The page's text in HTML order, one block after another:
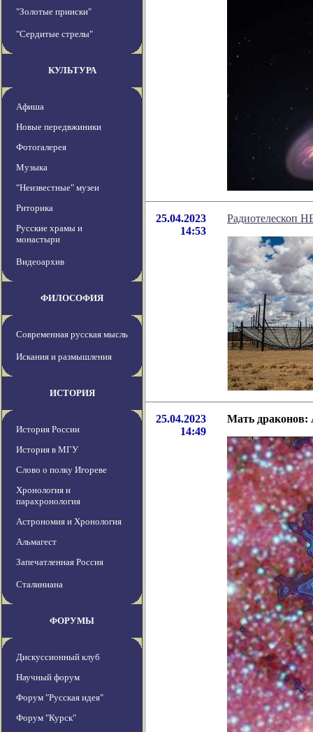
"Золотые прииски"
"Сердитые стрелы"
КУЛЬТУРА
Афиша
Новые передвжиники
Фотогалерея
Музыка
"Неизвестные" музеи
Риторика
Русские храмы и
монастыри
Видеоархив
ФИЛОСОФИЯ
Современная русская мысль
Искания и размышления
ИСТОРИЯ
История России
История в МГУ
Слово о полку Игореве
Хронология и
парахронология
Астрономия и Хронология
Альмагест
Запечатленная Россия
Сталиниана
ФОРУМЫ
Дискуссионный клуб
Научный форум
Форум "Русская идея"
Форум "Курск"
25.04.2023
14:53
Радиотелескоп
25.04.2023
14:49
Мать драконов: